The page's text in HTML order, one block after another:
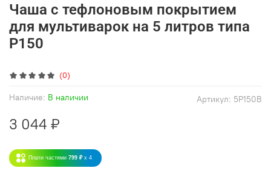
(0)
Артикул: 5P150B
Наличие: В наличии
Чаша с тефлоновым покрытием
для мультиварок на 5 литров типа
P150
3 044 ₽
Плати частями 799 ₽ x 4